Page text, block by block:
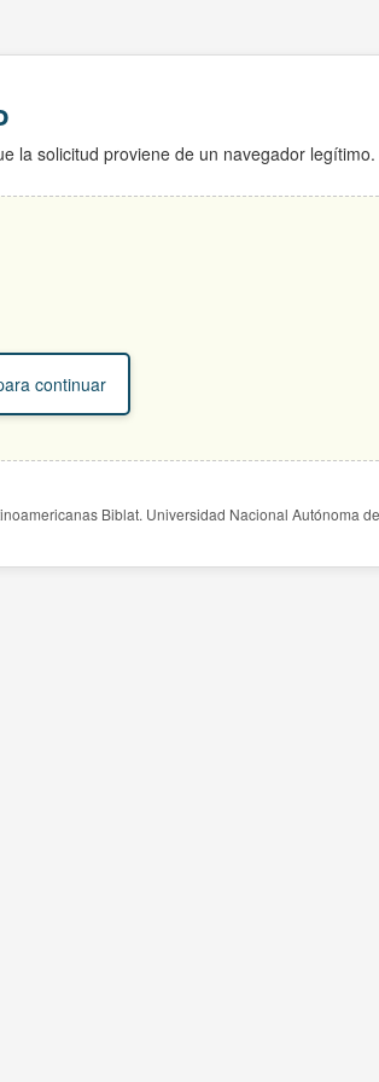
la solicitud proviene de un navegador legítimo.
continuar
Biblat. Universidad Nacional Autónoma